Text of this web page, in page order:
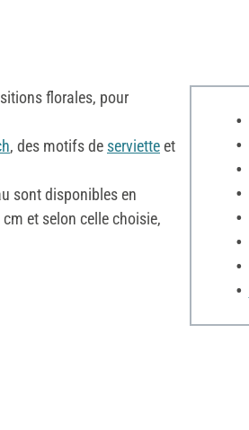
florales, pour
, des motifs de serviette et
sont disponibles en
et selon celle choisie,